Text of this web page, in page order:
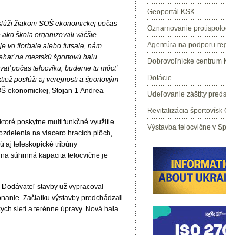
žiakom SOŠ ekonomickej počas
škola organizovali väčšie
vo florbale alebo futsale, nám
na mestskú športovú halu.
počas telocviku, budeme tu môcť
poslúži aj verejnosti a športovým
ekonomickej, Stojan 1 Andrea
poskytne multifunkčné využitie
na viacero hracích plôch,
aj teleskopické tribúny
súhrnná kapacita telocvične je
stavby už vypracoval
Začiatku výstavby predchádzali
sietí a terénne úpravy. Nová hala
Geoportál KSK
Oznamovanie
Agentúra na podporu
Dobrovoľnícke centrum
Dotácie
Udeľovanie záštity
Revitalizácia športovísk
Výstavba telocvične v